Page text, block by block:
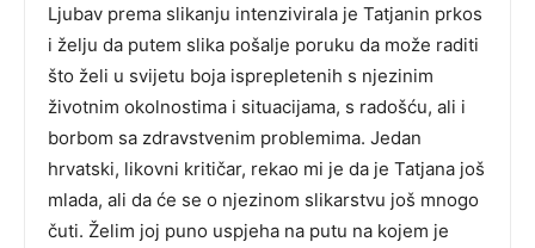
Ljubav prema slikanju intenzivirala je Tatjanin prkos
i želju da putem slika pošalje poruku da može raditi
što želi u svijetu boja isprepletenih s njezinim
životnim okolnostima i situacijama, s radošću, ali i
borbom sa zdravstvenim problemima. Jedan
hrvatski, likovni kritičar, rekao mi je da je Tatjana još
mlada, ali da će se o njezinom slikarstvu još mnogo
čuti. Želim joj puno uspjeha na putu na kojem je